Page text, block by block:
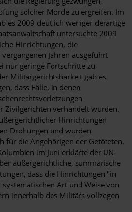
solcher Morde zu ergreifen. Im
es 2009 deutlich weniger derartige
untersuchte 2009
Hinrichtungen, die
Jahren ausgeführt
nur geringe Fortschritte zu
Militärgerichtsbarkeit gab es
dass Fälle, in denen
Zivilgerichten verhandelt wurden.
Hinrichtungen
Drohungen und wurden
für die Angehörigen der Getöteten.
im Juni erklärte der UN-
außergerichtliche, summarische
dass die Hinrichtungen "in
Art und Weise von
innerhalb des Militärs vollzogen